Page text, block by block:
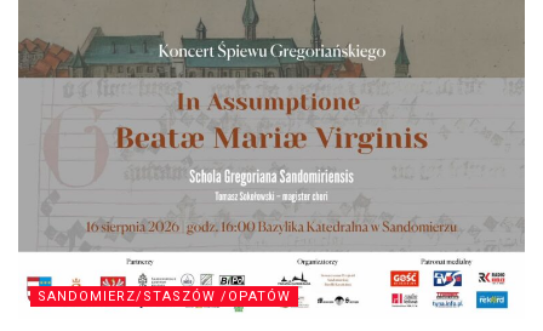
SANDOMIERZ/STASZÓW /OPATÓW